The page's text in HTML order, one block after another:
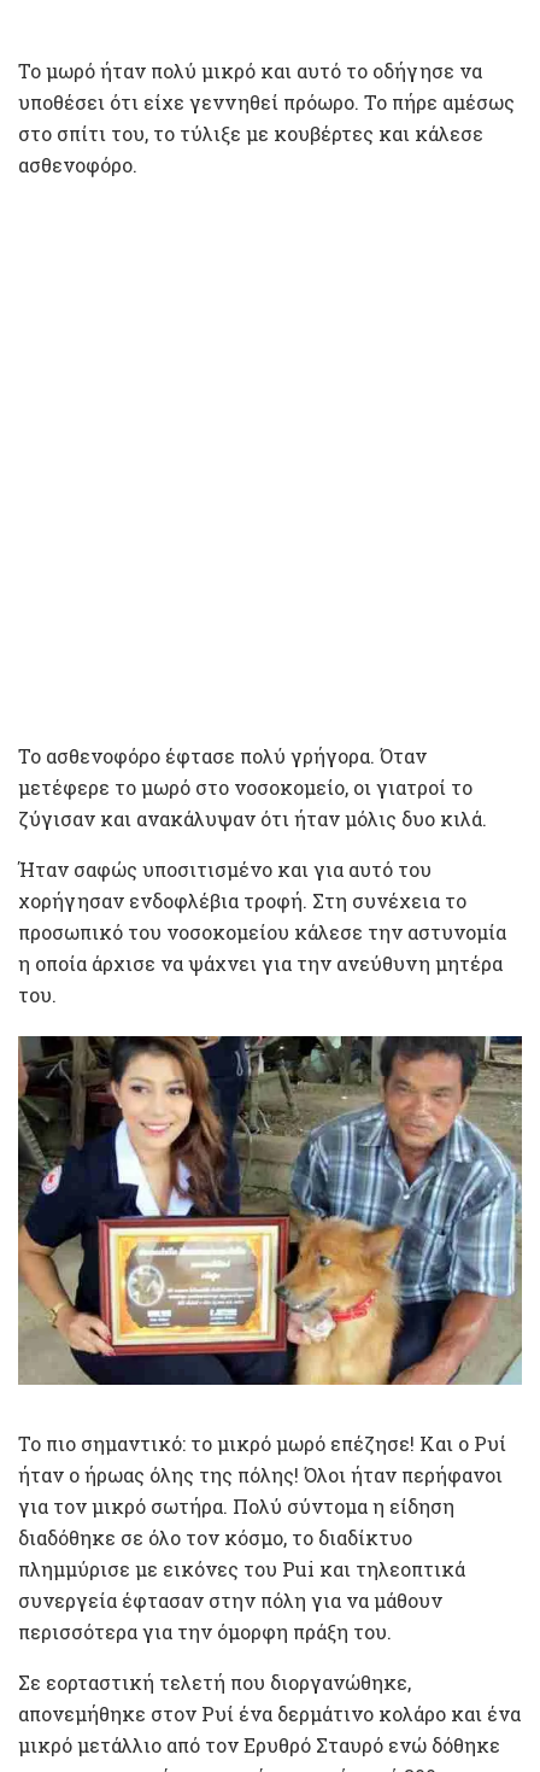
Το μωρό ήταν πολύ μικρό και αυτό το οδήγησε να
υποθέσει ότι είχε γεννηθεί πρόωρο. Το πήρε αμέσως
στο σπίτι του, το τύλιξε με κουβέρτες και κάλεσε
ασθενοφόρο.
Το ασθενοφόρο έφτασε πολύ γρήγορα. Όταν
μετέφερε το μωρό στο νοσοκομείο, οι γιατροί το
ζύγισαν και ανακάλυψαν ότι ήταν μόλις δυο κιλά.
Ήταν σαφώς υποσιτισμένο και για αυτό του
χορήγησαν ενδοφλέβια τροφή. Στη συνέχεια το
προσωπικό του νοσοκομείου κάλεσε την αστυνομία
η οποία άρχισε να ψάχνει για την ανεύθυνη μητέρα
του.
Το πιο σημαντικό: το μικρό μωρό επέζησε! Και ο Ρυί
ήταν ο ήρωας όλης της πόλης! Όλοι ήταν περήφανοι
για τον μικρό σωτήρα. Πολύ σύντομα η είδηση
διαδόθηκε σε όλο τον κόσμο, το διαδίκτυο
πλημμύρισε με εικόνες του Pui και τηλεοπτικά
συνεργεία έφτασαν στην πόλη για να μάθουν
περισσότερα για την όμορφη πράξη του.
Σε εορταστική τελετή που διοργανώθηκε,
απονεμήθηκε στον Ρυί ένα δερμάτινο κολάρο και ένα
μικρό μετάλλιο από τον Ερυθρό Σταυρό ενώ δόθηκε